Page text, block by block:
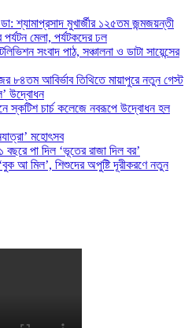
শ্যামাপ্রসাদ মুখার্জীর ১২৫তম জন্মজয়ন্তী
মেলা, পর্যটকদের ঢল
সংবাদ পাঠ, সঞ্চালনা ও ডাটা সায়েন্সের
৮৪তম আবির্ভাব তিথিতে মায়াপুরে নতুন গেস্ট
উদ্বোধন
স্কটিশ চার্চ কলেজে নবরূপে উদ্বোধন হল
মহোৎসব
পা দিল ‘ভূতের রাজা দিল বর’
আ মিল’, শিশুদের অপুষ্টি দূরীকরণে নতুন